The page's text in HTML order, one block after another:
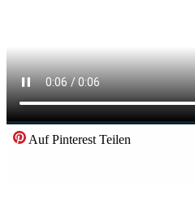
Auf Pinterest Teilen